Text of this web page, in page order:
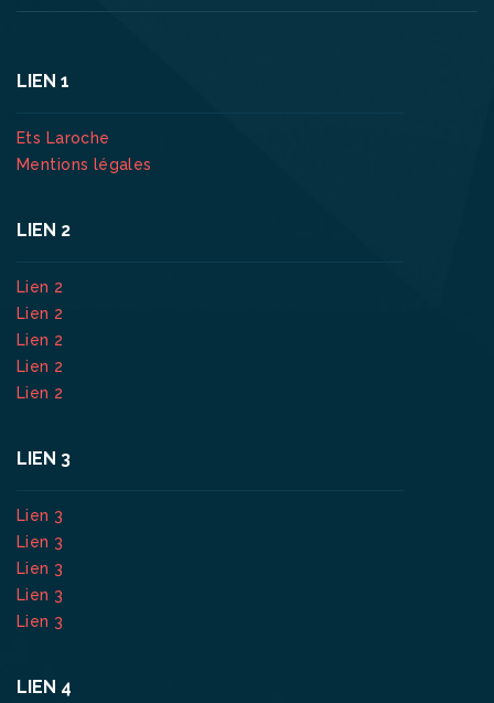
LIEN 1
Ets Laroche
Mentions légales
LIEN 2
Lien 2
Lien 2
Lien 2
Lien 2
Lien 2
LIEN 3
Lien 3
Lien 3
Lien 3
Lien 3
Lien 3
LIEN 4